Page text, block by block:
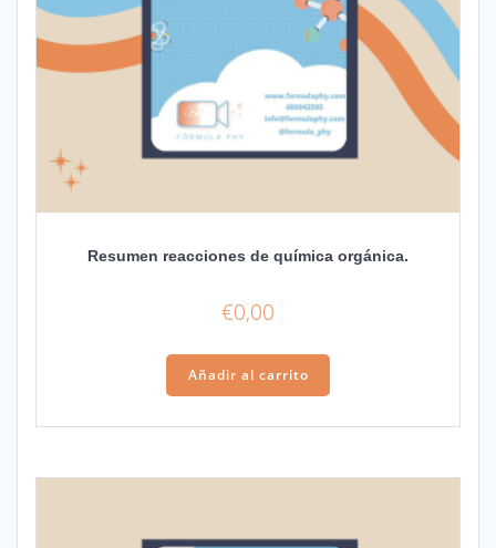
Resumen reacciones de química orgánica.
€0,00
Añadir al carrito